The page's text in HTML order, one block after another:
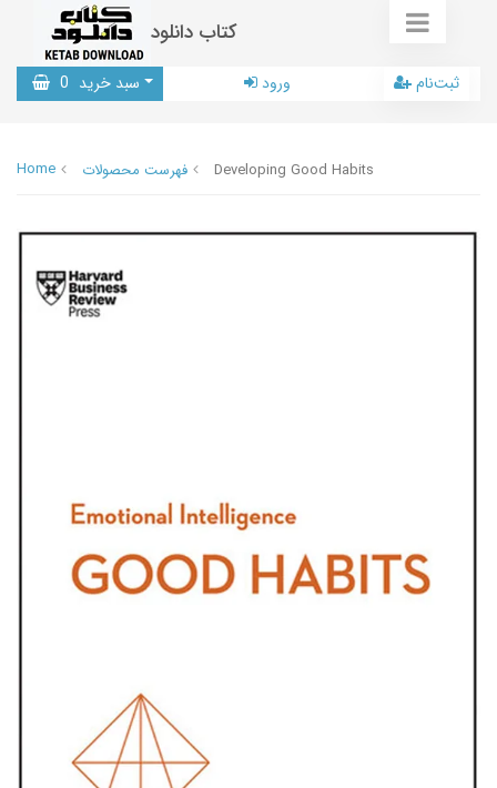
کتاب دانلود
سبد خرید 0 ورود ثبت‌نام
Home فهرست محصولات Developing Good Habits